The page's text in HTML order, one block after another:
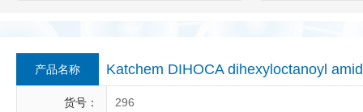
产品名称 Katchem DIHOCA dihexyloctanoyl
货号： 296